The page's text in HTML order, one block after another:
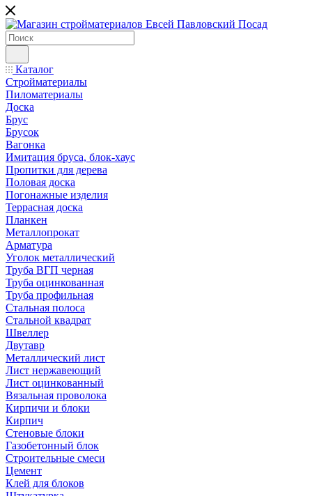
Каталог
Стройматериалы
Пиломатериалы
Доска
Брус
Брусок
Вагонка
Имитация бруса, блок-хаус
Пропитки для дерева
Половая доска
Погонажные изделия
Террасная доска
Планкен
Металлопрокат
Арматура
Уголок металлический
Труба ВГП черная
Труба оцинкованная
Труба профильная
Стальная полоса
Стальной квадрат
Швеллер
Двутавр
Металлический лист
Лист нержавеющий
Лист оцинкованный
Вязальная проволока
Кирпичи и блоки
Кирпич
Стеновые блоки
Газобетонный блок
Строительные смеси
Цемент
Клей для блоков